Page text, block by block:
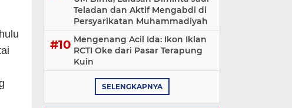
Teladan dan Aktif Mengabdi di
Persyarikatan Muhammadiyah
Mengenang Acil Ida: Ikon Iklan
RCTI Oke dari Pasar Terapung
Kuin
SELENGKAPNYA